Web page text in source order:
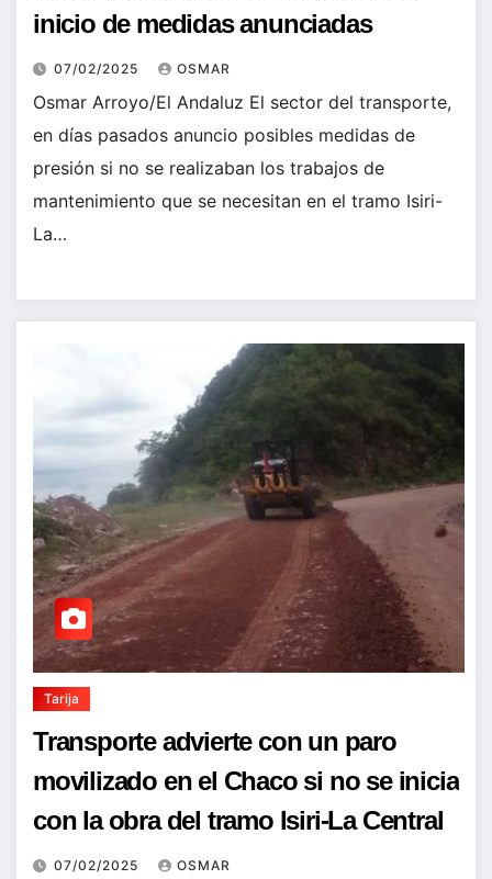
inicio de medidas anunciadas
07/02/2025 OSMAR
Osmar Arroyo/El Andaluz El sector del transporte,
en días pasados anuncio posibles medidas de
presión si no se realizaban los trabajos de
mantenimiento que se necesitan en el tramo Isiri-
La…
Tarija
Transporte advierte con un paro
movilizado en el Chaco si no se inicia
con la obra del tramo Isiri-La Central
07/02/2025 OSMAR